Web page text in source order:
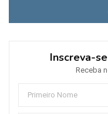
Inscreva-
Receba